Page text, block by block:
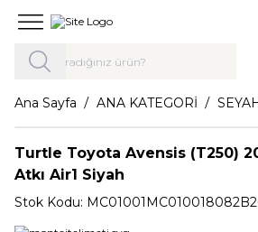
Ana Sayfa ANA KATEGORİ
Turtle Toyota Avensis (T250)
Atkı Air1 Siyah
Stok Kodu: